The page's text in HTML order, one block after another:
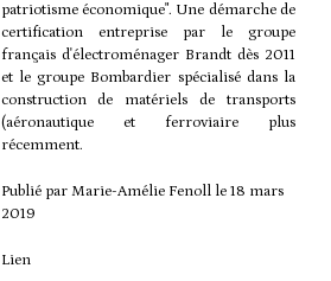
patriotisme économique". Une démarche de
certification entreprise par le groupe
français d'électroménager Brandt dès 2011
et le groupe Bombardier spécialisé dans la
construction de matériels de transports
(aéronautique et ferroviaire plus
récemment.
Publié par Marie-Amélie Fenollle 18 mars
2019
Lien